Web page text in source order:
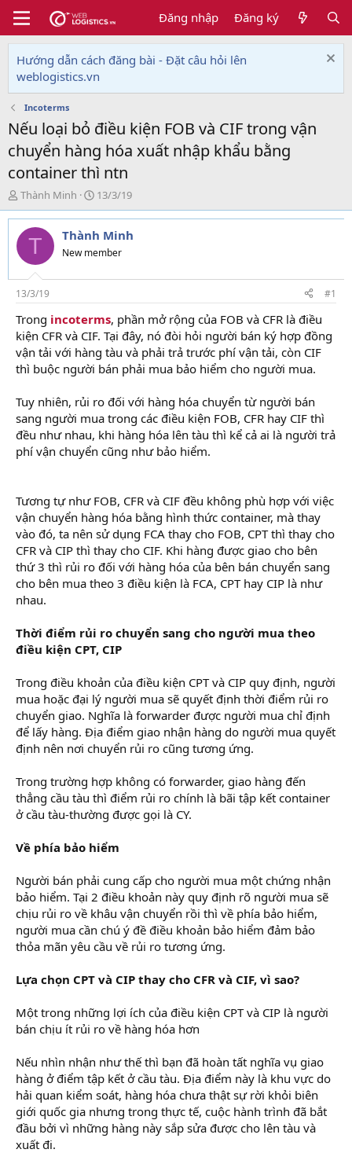
Đăng nhập Đăng ký
Hướng dẫn cách đăng bài - Đặt câu hỏi lên
weblogistics.vn
Incoterms
Nếu loại bỏ điều kiện FOB và CIF trong vận
chuyển hàng hóa xuất nhập khẩu bằng
container thì ntn
T
h
r
e
d
s
t
a
r
t
e
r
Thành Minh
N
g
à
y
g
i
13/3/19
T Thành Minh
New member
13/3/19 #1
Trong incoterms, phần mở rộng của FOB và CFR là điều
kiện CFR và CIF. Tại đây, nó đòi hỏi người bán ký hợp đồng
vận tải với hàng tàu và phải trả trước phí vận tải, còn CIF
thì buộc người bán phải mua bảo hiểm cho người mua.
Tuy nhiên, rủi ro đối với hàng hóa chuyển từ người bán
sang người mua trong các điều kiện FOB, CFR hay CIF thì
đều như nhau, khi hàng hóa lên tàu thì kể cả ai là người trả
phí vận chuyển cũng như bảo hiểm.
Tương tự như FOB, CFR và CIF đều không phù hợp với việc
vận chuyển hàng hóa bằng hình thức container, mà thay
vào đó, ta nên sử dụng FCA thay cho FOB, CPT thì thay cho
CFR và CIP thì thay cho CIF. Khi hàng được giao cho bên
thứ 3 thì rủi ro đối với hàng hóa của bên bán chuyển sang
cho bên mua theo 3 điều kiện là FCA, CPT hay CIP là như
nhau.
Thời điểm rủi ro chuyển sang cho người mua theo
điều kiện CPT, CIP
Trong điều khoản của điều kiện CPT và CIP quy định, người
mua hoặc đại lý người mua sẽ quyết định thời điểm rủi ro
chuyển giao. Nghĩa là forwarder được người mua chỉ định
để lấy hàng. Địa điểm giao nhận hàng do người mua quyết
định nên nơi chuyển rủi ro cũng tương ứng.
Trong trường hợp không có forwarder, giao hàng đến
thẳng cầu tàu thì điểm rủi ro chính là bãi tập kết container
ở cầu tàu-thường được gọi là CY.
Về phía bảo hiểm
Người bán phải cung cấp cho người mua một chứng nhận
bảo hiểm. Tại 2 điều khoản này quy định rõ người mua sẽ
chịu rủi ro về khâu vận chuyển rồi thì về phía bảo hiểm,
người mua cần chú ý đề điều khoản bảo hiểm đảm bảo
thỏa mãn yêu cầu về rủi ro tương ứng.
Lựa chọn CPT và CIP thay cho CFR và CIF, vì sao?
Một trong những lợi ích của điều kiện CPT và CIP là người
bán chịu ít rủi ro về hàng hóa hơn
Nếu nhìn nhận như thế thì bạn đã hoàn tất nghĩa vụ giao
hàng ở điểm tập kết ở cầu tàu. Địa điểm này là khu vực do
hải quan kiểm soát, hàng hóa chưa thật sự rời khỏi biên
giới quốc gia nhưng trong thực tế, cuộc hành trình đã bắt
đầu bởi vì những hàng này sắp sửa được cho lên tàu và
xuất đi.